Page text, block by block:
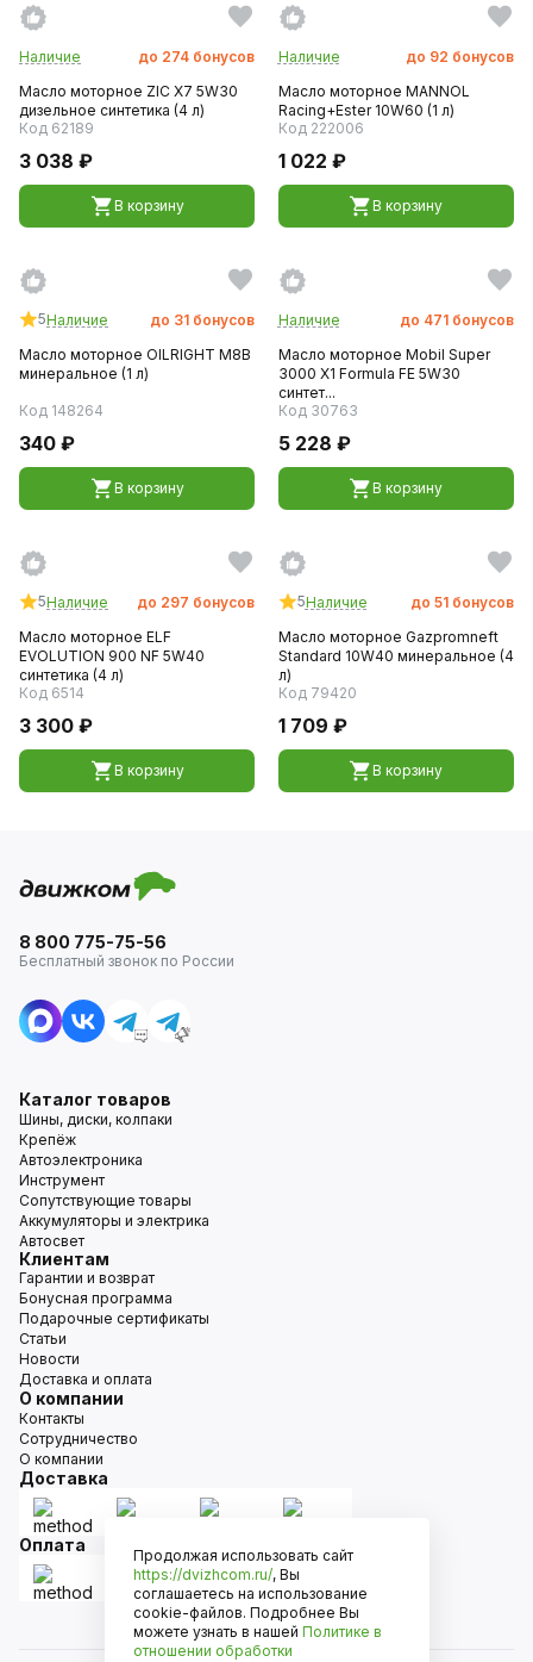
Наличие до 274 бонусов
Масло моторное ZIC X7 5W30
дизельное синтетика (4 л)
Код 62189
3 038 ₽
В корзину
Наличие до 92 бонусов
Масло моторное MANNOL
Racing+Ester 10W60 (1 л)
Код 222006
1 022 ₽
В корзину
5Наличие до 31 бонусов
Масло моторное OILRIGHT М8В
минеральное (1 л)
Код 148264
340 ₽
В корзину
Наличие до 471 бонусов
Масло моторное Mobil Super
3000 X1 Formula FE 5W30
синтет...
Код 30763
5 228 ₽
В корзину
5Наличие до 297 бонусов
Масло моторное ELF
EVOLUTION 900 NF 5W40
синтетика (4 л)
Код 6514
3 300 ₽
В корзину
5Наличие до 51 бонусов
Масло моторное Gazpromneft
Standard 10W40 минеральное (4
л)
Код 79420
1 709 ₽
В корзину
8 800 775-75-56
Бесплатный звонок по России
Каталог товаров
Шины, диски, колпаки
Крепёж
Автоэлектроника
Инструмент
Сопутствующие товары
Аккумуляторы и электрика
Автосвет
Клиентам
Гарантии и возврат
Бонусная программа
Подарочные сертификаты
Статьи
Новости
Доставка и оплата
О компании
Контакты
Сотрудничество
О компании
Доставка
Оплата
Продолжая использовать сайт
https://dvizhcom.ru/, Вы
соглашаетесь на использование
cookie-файлов. Подробнее Вы
можете узнать в нашей Политике в
отношении обработки